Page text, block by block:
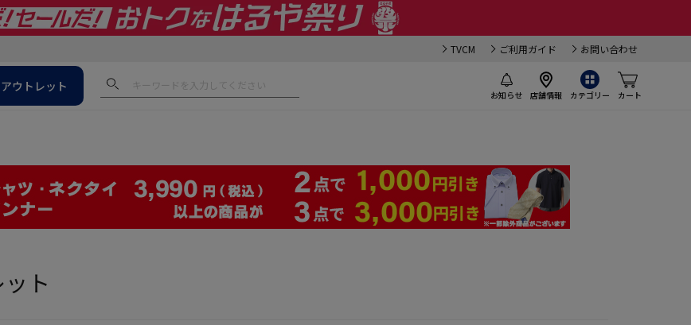
TVCM ご利用ガイド お問い合わせ
お知らせ 店舗情報 カテゴリー カート
アウトレット
ト